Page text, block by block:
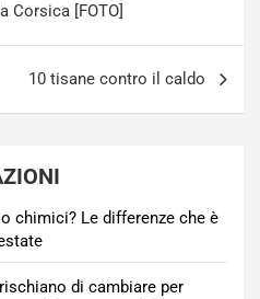
Corsica [FOTO]
10 tisane contro il caldo
chimici? Le differenze che è
di cambiare per